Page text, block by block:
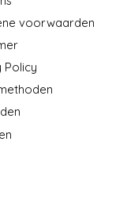
voorwaarden
Policy